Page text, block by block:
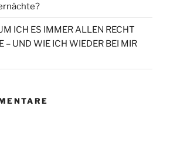
ICH ES IMMER ALLEN RECHT
– UND WIE ICH WIEDER BEI MIR